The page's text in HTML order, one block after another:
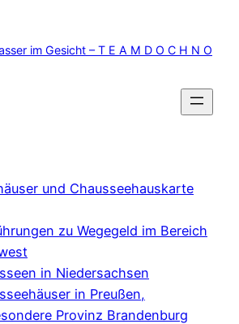
im Gesicht – T E A M D O C H N O
und Chausseehauskarte
zu Wegegeld im Bereich
in Niedersachsen
in Preußen,
Provinz Brandenburg